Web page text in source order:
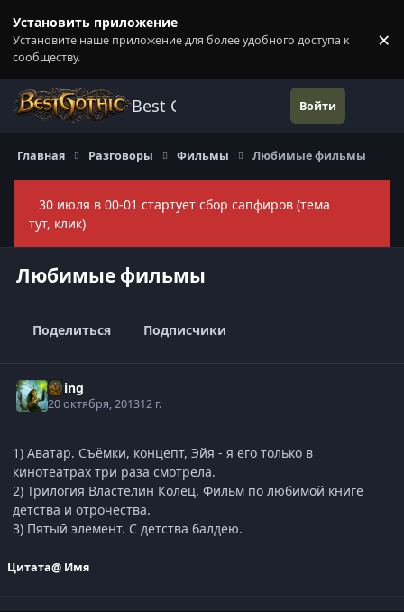
Установить приложение
Установите наше приложение для более удобного доступа к
сообществу.
×
Best Gothic Forums Войти
Главная Разговоры Фильмы Любимые фильмы
30 июля в 00-01 стартует сбор сапфиров (тема
тут, клик)
Любимые фильмы
Поделиться Подписчики
Elring
20 октября, 201312 г.
1) Аватар. Съёмки, концепт, Эйя - я его только в
кинотеатрах три раза смотрела.
2) Трилогия Властелин Колец. Фильм по любимой книге
детства и отрочества.
3) Пятый элемент. С детства балдею.
Цитата@ Имя